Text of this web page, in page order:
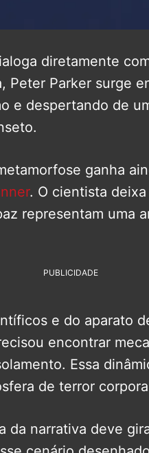
diretamente
Peter Parker surge
e despertando de
ganha
. O cientista
representam uma
PUBLICIDADE
e do aparato
encontrar
Essa
de terror
da narrativa deve